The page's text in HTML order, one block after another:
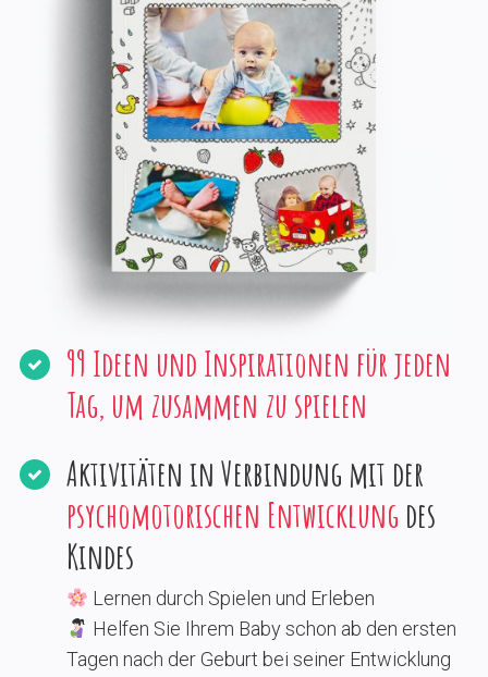
99 Ideen und Inspirationen für jeden
Tag, um zusammen zu spielen
Aktivitäten in Verbindung mit der
psychomotorischen Entwicklung des
Kindes
Lernen durch Spielen und Erleben
Helfen Sie Ihrem Baby schon ab den ersten
Tagen nach der Geburt bei seiner Entwicklung